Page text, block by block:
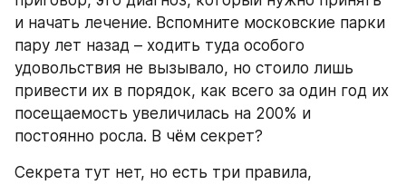
и начать лечение. Вспомните московские парки
пару лет назад – ходить туда особого
удовольствия не вызывало, но стоило лишь
привести их в порядок, как всего за один год их
посещаемость увеличилась на 200% и
постоянно росла. В чём секрет?
Секрета тут нет, но есть три правила,